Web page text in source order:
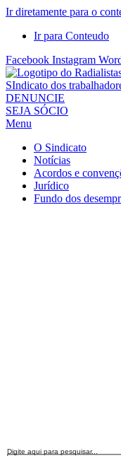
Ir diretamente para o
Ir para Conteudo
Facebook Instagram
Sindicato
dos
Radialistas
São
Paulo
Sindicato
DENUNCIE
SEJA SÓCIO
Menu
O Sindicato
Notícias
Acordos e
Jurídico
Fundo dos